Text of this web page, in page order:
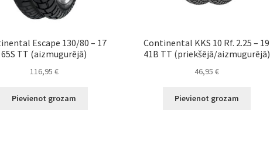
Escape 130/80 – 17
65S TT (aizmugurējā)
116,95 €
Pievienot grozam
Continental KKS 10 Rf. 2.25 – 19
41B TT (priekšējā/aizmugurējā)
46,95 €
Pievienot grozam